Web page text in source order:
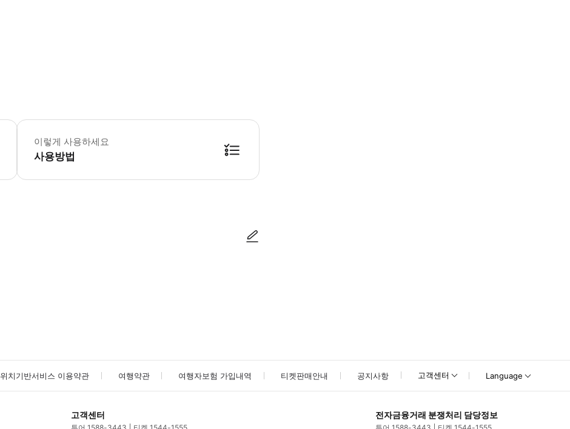
▶ 꼭 알아두세요 바르샤바에 있는 숙소에서 픽업 및 하차하세요. 예약 시 주소를 입력해주세요. 예약 시 주소를 입력해주세요.
이렇게 사용하세요
사용방법
위치기반서비스 이용약관 여행약관 여행자보험 가입내역 티켓판매안내 공지사항 고객센터 Language
고객센터 전자금융거래 분쟁처리 담당정보